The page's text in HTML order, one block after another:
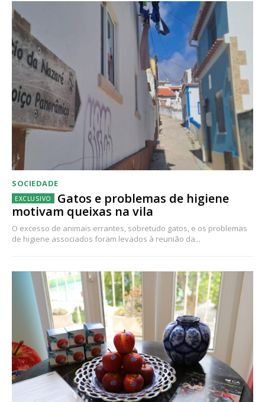
SOCIEDADE
Gatos e problemas de higiene
motivam queixas na vila
O excesso de animais errantes, sobretudo gatos, e os problemas
de higiene associados foram levados à reunião da...